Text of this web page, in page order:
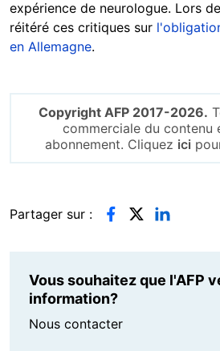
expérience de neurologue. Lors
réitéré ces critiques sur
en Allemagne.
Copyright AFP 2017-2026.
commerciale du contenu
abonnement. Cliquez ici
Partager sur :
Vous souhaitez que l'AFP
information?
Nous contacter